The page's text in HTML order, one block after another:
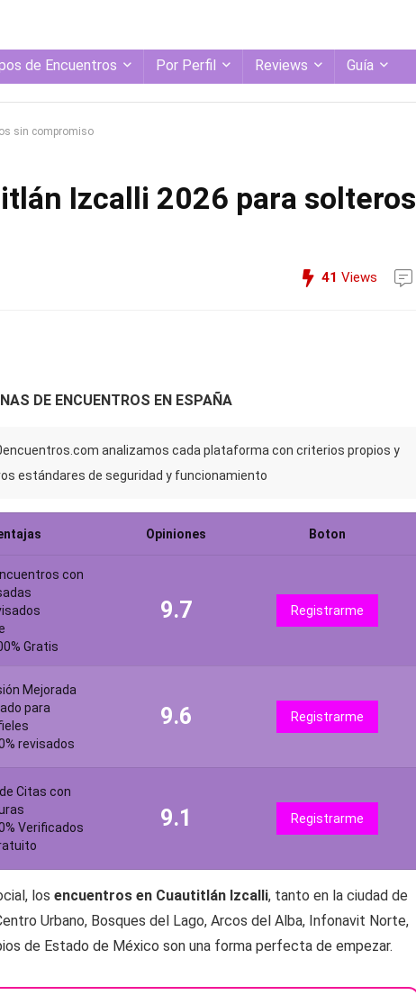
de Encuentros Por Perfil Reviews Guía
sin compromiso
Izcalli 2026 para solteros
41 Views
DE ENCUENTROS EN ESPAÑA
analizamos cada plataforma con criterios propios y
estándares de seguridad y funcionamiento
Opiniones Boton
con
Gratis
9.7 Registrarme
Mejorada
para
revisados
9.6 Registrarme
Citas con
Verificados
9.1 Registrarme
los encuentros en Cuautitlán Izcalli, tanto en la ciudad de
Urbano, Bosques del Lago, Arcos del Alba, Infonavit Norte,
de Estado de México son una forma perfecta de empezar.